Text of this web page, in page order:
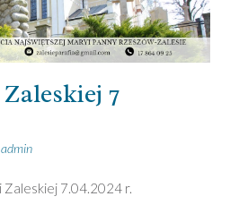
7
admin
Zaleskiej 7.04.2024 r.